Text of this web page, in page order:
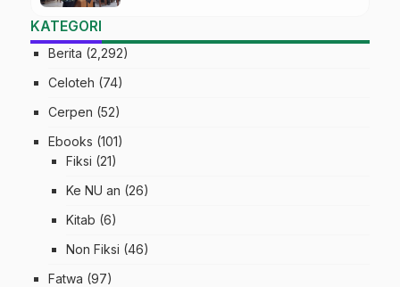
KATEGORI
Berita (2,292)
Celoteh (74)
Cerpen (52)
Ebooks (101)
Fiksi (21)
Ke NU an (26)
Kitab (6)
Non Fiksi (46)
Fatwa (97)